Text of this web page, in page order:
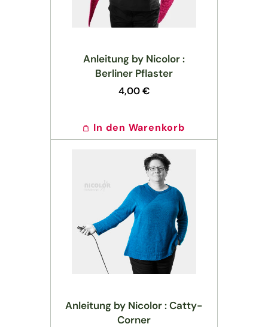
Anleitung by Nicolor :
Berliner Pflaster
Normaler
4,00 €
In den Warenkorb
Anleitung by Nicolor : Catty-
Corner